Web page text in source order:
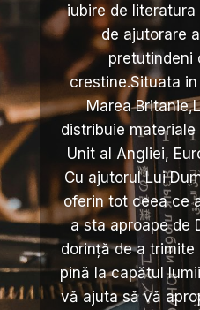
iubire de
de ajutorare
pretutindeni
crestine.Situata
Marea
distribuie
Unit al Angliei,
Cu ajutorul Lui
oferin tot ceea ce
a sta aproape de
dorință de a trimite
pină la capătul
vă ajuta să vă